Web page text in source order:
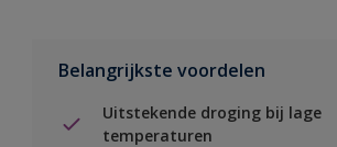
Belangrijkste voordelen
Uitstekende droging bij lage
temperaturen